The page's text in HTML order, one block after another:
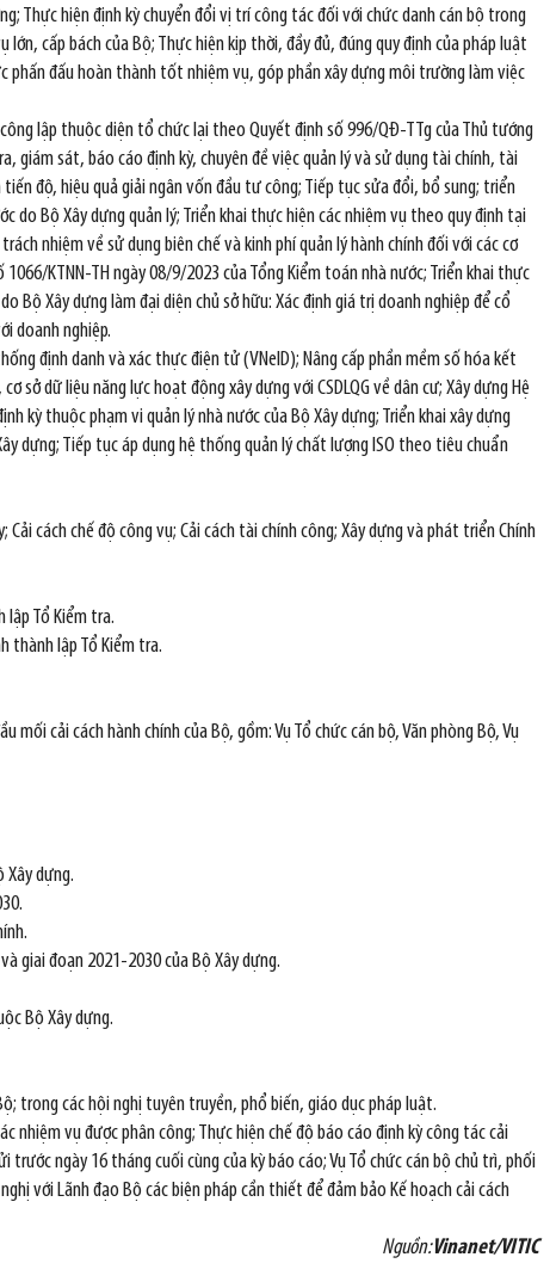
Thực hiện định kỳ chuyển đổi vị trí công tác đối với chức danh cán bộ trong
cấp bách của Bộ; Thực hiện kịp thời, đầy đủ, đúng quy định của pháp luật
phấn đấu hoàn thành tốt nhiệm vụ, góp phần xây dựng môi trường làm việc
lập thuộc diện tổ chức lại theo Quyết định số 996/QĐ-TTg của Thủ tướng
giám sát, báo cáo định kỳ, chuyên đề việc quản lý và sử dụng tài chính, tài
độ, hiệu quả giải ngân vốn đầu tư công; Tiếp tục sửa đổi, bổ sung; triển
do Bộ Xây dựng quản lý; Triển khai thực hiện các nhiệm vụ theo quy định tại
nhiệm về sử dụng biên chế và kinh phí quản lý hành chính đối với các cơ
KTNN-TH ngày 08/9/2023 của Tổng Kiểm toán nhà nước; Triển khai thực
Bộ Xây dựng làm đại diện chủ sở hữu: Xác định giá trị doanh nghiệp để cổ
doanh nghiệp.
định danh và xác thực điện tử (VNeID); Nâng cấp phần mềm số hóa kết
dữ liệu năng lực hoạt động xây dựng với CSDLQG về dân cư; Xây dựng Hệ
kỳ thuộc phạm vi quản lý nhà nước của Bộ Xây dựng; Triển khai xây dựng
dựng; Tiếp tục áp dụng hệ thống quản lý chất lượng ISO theo tiêu chuẩn
cách chế độ công vụ; Cải cách tài chính công; Xây dựng và phát triển Chính
Tổ Kiểm tra.
thành lập Tổ Kiểm tra.
cải cách hành chính của Bộ, gồm: Vụ Tổ chức cán bộ, Văn phòng Bộ, Vụ
dựng.
giai đoạn 2021-2030 của Bộ Xây dựng.
Bộ Xây dựng.
trong các hội nghị tuyên truyền, phổ biến, giáo dục pháp luật.
vụ được phân công; Thực hiện chế độ báo cáo định kỳ công tác cải
ngày 16 tháng cuối cùng của kỳ báo cáo; Vụ Tổ chức cán bộ chủ trì, phối
với Lãnh đạo Bộ các biện pháp cần thiết để đảm bảo Kế hoạch cải cách
Nguồn:Vinanet/VITIC